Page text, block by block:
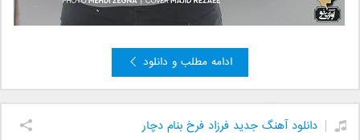
ادامه مطلب و دانلود
دانلود آهنگ جدید فرزاد فرخ بنام دچار